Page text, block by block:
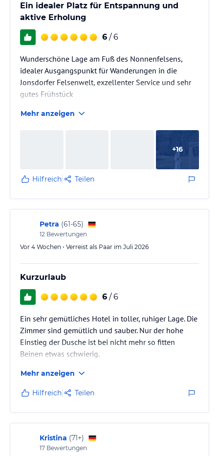
Ein idealer Platz für Entspannung und
aktive Erholung
6 / 6
Wunderschöne Lage am Fuß des Nonnenfelsens,
idealer Ausgangspunkt für Wanderungen in die
Jonsdorfer Felsenwelt, exzellenter Service und sehr
gutes Frühstück
Mehr anzeigen
+16
Hilfreich Teilen
Petra (61-65)
12 Bewertungen
Vor 4 Wochen • Verreist als Paar im Juli 2026
Kurzurlaub
6 / 6
Ein sehr gemütliches Hotel in toller, ruhiger Lage. Die
Zimmer sind gemütlich und sauber. Nur der hohe
Einstieg der Dusche ist bei nicht mehr so fitten
Beinen etwas schwierig.
Mehr anzeigen
Hilfreich Teilen
Kristina (71+)
17 Bewertungen